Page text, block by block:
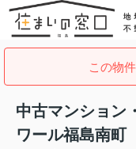
この物
中古マンション
ワール福島南